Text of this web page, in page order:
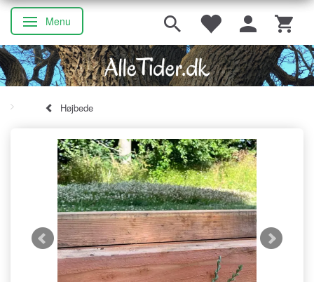
Skifte navigation
Menu
Højbede